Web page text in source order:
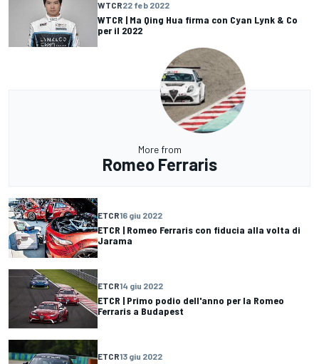
WTCR22 feb 2022
WTCR | Ma Qing Hua firma con Cyan Lynk & Co
per il 2022
More from
Romeo Ferraris
ETCR16 giu 2022
ETCR | Romeo Ferraris con fiducia alla volta di
Jarama
ETCR14 giu 2022
ETCR | Primo podio dell'anno per la Romeo
Ferraris a Budapest
ETCR13 giu 2022